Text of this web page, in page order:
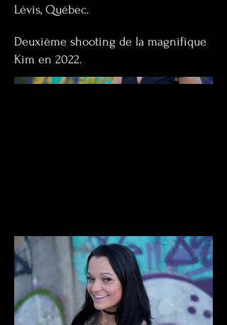
Lévis, Québec.
Deuxième shooting de la magnifique
Kim en 2022.